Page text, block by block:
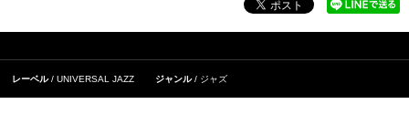
レーベル UNIVERSAL JAZZ ジャンル ジャズ